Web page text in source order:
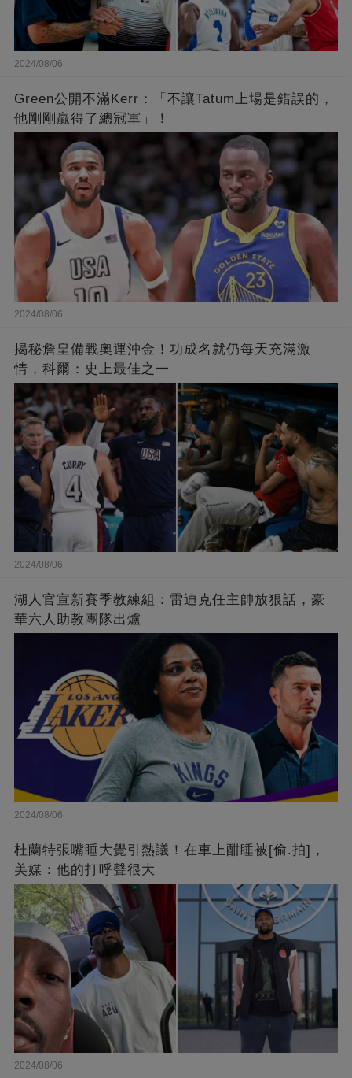
2024/08/06
Green公開不滿Kerr：「不讓Tatum上場是錯誤的，
他剛剛贏得了總冠軍」！
2024/08/06
揭秘詹皇備戰奧運沖金！功成名就仍每天充滿激
情，科爾：史上最佳之一
2024/08/06
湖人官宣新賽季教練組：雷迪克任主帥放狠話，豪
華六人助教團隊出爐
2024/08/06
杜蘭特張嘴睡大覺引熱議！在車上酣睡被[偷.拍]，
美媒：他的打呼聲很大
2024/08/06